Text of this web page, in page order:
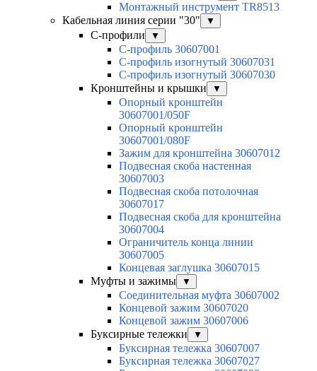
Монтажный инструмент TR8513
Кабельная линия серии "30"
▼
С-профили ▼
С-профиль 30607001
С-профиль изогнутый 30607031
С-профиль изогнутый 30607030
Кронштейны и крышки
▼
Опорный кронштейн
30607001/050F
Опорный кронштейн
30607001/080F
Зажим для кронштейна 30607012
Подвесная скоба настенная
30607003
Подвесная скоба потолочная
30607017
Подвесная скоба для кронштейна
30607004
Ограничитель конца линии
30607005
Концевая заглушка 30607015
Муфты и зажимы
▼
Соединительная муфта 30607002
Концевой зажим 30607020
Концевой зажим 30607006
Буксирные тележки
▼
Буксирная тележка 30607007
Буксирная тележка 30607027